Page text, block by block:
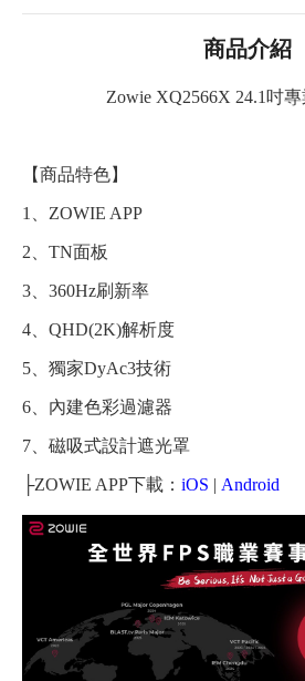
商品介紹
Zowie XQ2566X 24.1吋
【商品特色】
1、ZOWIE APP
2、TN面板
3、360Hz刷新率
4、QHD(2K)解析度
5、獨家DyAc3技術
6、內建色彩過濾器
7、磁吸式設計遮光罩
├ZOWIE APP下載： iOS | Android